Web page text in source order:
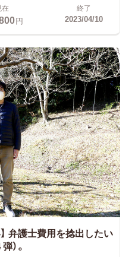
在
円
終了
2023/04/10
弁護士費用を捻出したい
）。